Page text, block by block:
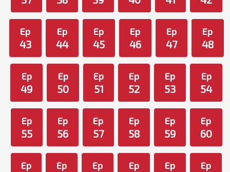
Ep
43
Ep
44
Ep
45
Ep
46
Ep
47
Ep
48
Ep
49
Ep
50
Ep
51
Ep
52
Ep
53
Ep
54
Ep
55
Ep
56
Ep
57
Ep
58
Ep
59
Ep
60
Ep Ep Ep Ep Ep Ep